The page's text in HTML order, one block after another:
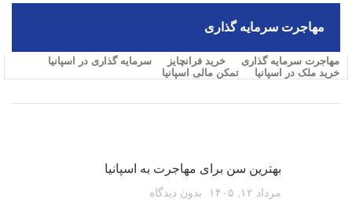
مهاجرت سرمایه گذاری
مهاجرت سرمایه گذاری خرید فرانچایز
سرمایه گذاری در اسپانیا
خرید ملک در اسپانیا
تمکن مالی اسپانیا
بهترین سن برای مهاجرت به اسپانیا
مرداد ۱۲, ۱۴۰۵ بدون دیدگاه